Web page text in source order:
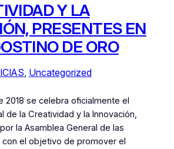
Y LA
PRESENTES EN
DE ORO
, Uncategorized
2018 se celebra oficialmente el
de la Creatividad y la Innovación,
la Asamblea General de las
con el objetivo de promover el